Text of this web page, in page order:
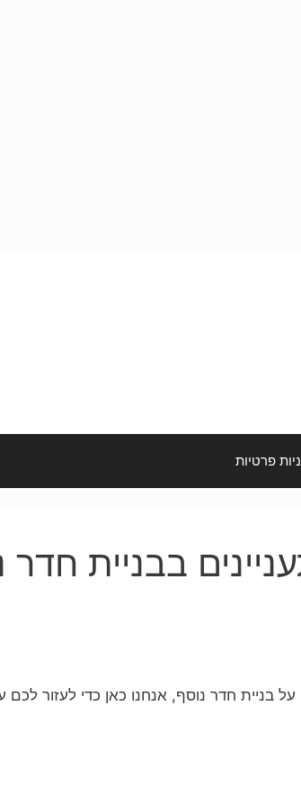
פרטיות
בבניית חדר
בניית חדר נוסף, אנחנו כאן כדי לעזור